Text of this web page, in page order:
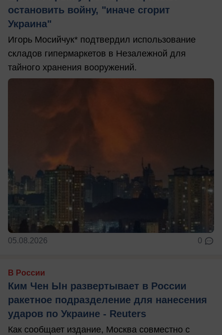
остановить войну, "иначе сгорит
Украина"
Игорь Мосийчук* подтвердил использование
складов гипермаркетов в Незалежной для
тайного хранения вооружений.
05.08.2026 0
В России
Ким Чен Ын развертывает в России
ракетное подразделение для нанесения
ударов по Украине - Reuters
Как сообщает издание, Москва совместно с